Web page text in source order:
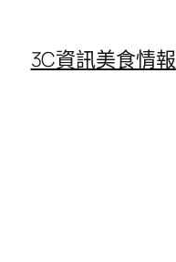
3C資訊美食情報